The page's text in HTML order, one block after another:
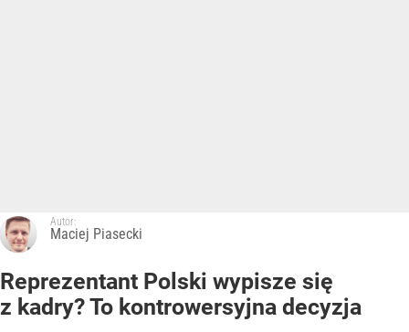
Autor:
Maciej Piasecki
Reprezentant Polski wypisze się
z kadry? To kontrowersyjna decyzja